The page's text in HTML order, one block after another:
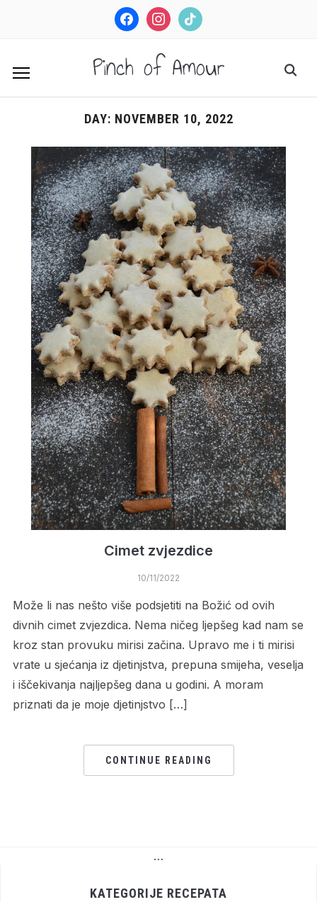
facebookinstagramtiktok
Pinch of Amour
DAY: NOVEMBER 10, 2022
Cimet zvjezdice
10/11/2022
Može li nas nešto više podsjetiti na Božić od ovih
divnih cimet zvjezdica. Nema ničeg ljepšeg kad nam se
kroz stan provuku mirisi začina. Upravo me i ti mirisi
vrate u sjećanja iz djetinjstva, prepuna smijeha, veselja
i iščekivanja najljepšeg dana u godini. A moram
priznati da je moje djetinjstvo […]
CONTINUE READING
…
KATEGORIJE RECEPATA